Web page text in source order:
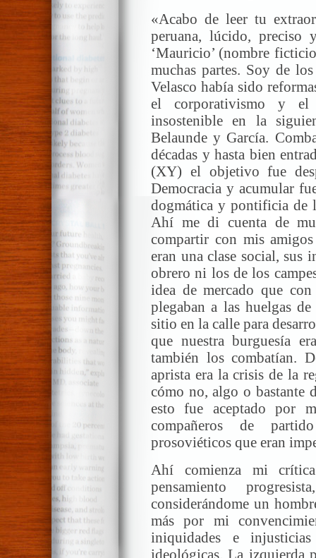
«Acabo de leer tu
peruana, lúcido,
‘Mauricio’ (nombre
muchas partes. Soy de
Velasco había sido
el corporativismo y el
insostenible en la
Belaunde y García.
décadas y hasta bien
(XY) el objetivo fue
Democracia y acumular
dogmática y pontificia de
Ahí me di cuenta de
compartir con mis
eran una clase social, sus
obrero ni los de los
idea de mercado que
plegaban a las huelgas
sitio en la calle para
que nuestra burguesía
también los combatían.
aprista era la crisis de la
cómo no, algo o bastante
esto fue aceptado por
compañeros de
prosoviéticos que eran
Ahí comienza mi
pensamiento
considerándome un
más por mi
iniquidades e
ideológicas. La izquierda